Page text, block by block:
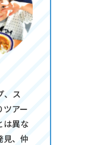
、ス
ツアー
は異な
見、仲